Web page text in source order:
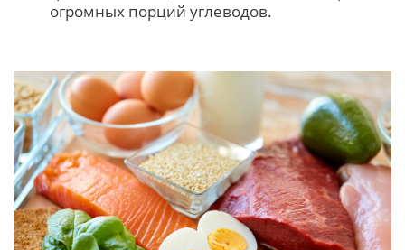
огромных порций углеводов.